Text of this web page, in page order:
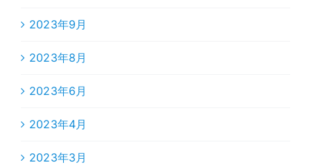
2023年9月
2023年8月
2023年6月
2023年4月
2023年3月